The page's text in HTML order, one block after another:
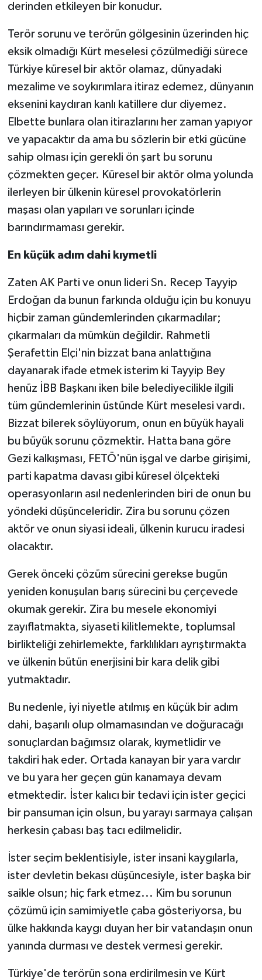
derinden etkileyen bir konudur.
Terör sorunu ve terörün gölgesinin üzerinden hiç
eksik olmadığı Kürt meselesi çözülmediği sürece
Türkiye küresel bir aktör olamaz, dünyadaki
mezalime ve soykırımlara itiraz edemez, dünyanın
eksenini kaydıran kanlı katillere dur diyemez.
Elbette bunlara olan itirazlarını her zaman yapıyor
ve yapacaktır da ama bu sözlerin bir etki gücüne
sahip olması için gerekli ön şart bu sorunu
çözmekten geçer. Küresel bir aktör olma yolunda
ilerleyen bir ülkenin küresel provokatörlerin
maşası olan yapıları ve sorunları içinde
barındırmaması gerekir.
En küçük adım dahi kıymetli
Zaten AK Parti ve onun lideri Sn. Recep Tayyip
Erdoğan da bunun farkında olduğu için bu konuyu
hiçbir zaman gündemlerinden çıkarmadılar;
çıkarmaları da mümkün değildir. Rahmetli
Şerafettin Elçi'nin bizzat bana anlattığına
dayanarak ifade etmek isterim ki Tayyip Bey
henüz İBB Başkanı iken bile belediyecilikle ilgili
tüm gündemlerinin üstünde Kürt meselesi vardı.
Bizzat bilerek söylüyorum, onun en büyük hayali
bu büyük sorunu çözmektir. Hatta bana göre
Gezi kalkışması, FETÖ'nün işgal ve darbe girişimi,
parti kapatma davası gibi küresel ölçekteki
operasyonların asıl nedenlerinden biri de onun bu
yöndeki düşünceleridir. Zira bu sorunu çözen
aktör ve onun siyasi ideali, ülkenin kurucu iradesi
olacaktır.
Gerek önceki çözüm sürecini gerekse bugün
yeniden konuşulan barış sürecini bu çerçevede
okumak gerekir. Zira bu mesele ekonomiyi
zayıflatmakta, siyaseti kilitlemekte, toplumsal
birlikteliği zehirlemekte, farklılıkları ayrıştırmakta
ve ülkenin bütün enerjisini bir kara delik gibi
yutmaktadır.
Bu nedenle, iyi niyetle atılmış en küçük bir adım
dahi, başarılı olup olmamasından ve doğuracağı
sonuçlardan bağımsız olarak, kıymetlidir ve
takdiri hak eder. Ortada kanayan bir yara vardır
ve bu yara her geçen gün kanamaya devam
etmektedir. İster kalıcı bir tedavi için ister geçici
bir pansuman için olsun, bu yarayı sarmaya çalışan
herkesin çabası baş tacı edilmelidir.
İster seçim beklentisiyle, ister insani kaygılarla,
ister devletin bekası düşüncesiyle, ister başka bir
saikle olsun; hiç fark etmez... Kim bu sorunun
çözümü için samimiyetle çaba gösteriyorsa, bu
ülke hakkında kaygı duyan her bir vatandaşın onun
yanında durması ve destek vermesi gerekir.
Türkiye'de terörün sona erdirilmesin ve Kürt